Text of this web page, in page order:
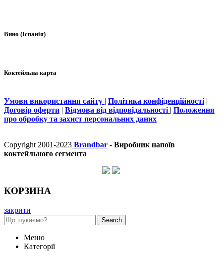
Вино (Іспанія)
Коктейльна карта
Умови використання сайту | Політика конфіденційності |
Договір оферти | Відмова від відповідальності | Положення
про обробку та захист персональних даних
Copyright 2001-2023 Brandbar - Виробник напоїв
коктейльного сегмента
КОРЗИНА
закрити
Search
Меню
Категорії